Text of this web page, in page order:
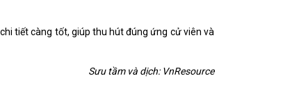
tiết càng tốt, giúp thu hút đúng ứng cử viên và
Sưu tầm và dịch: VnResource